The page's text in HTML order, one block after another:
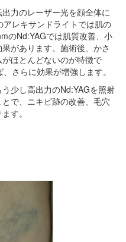
力のレーザー光を顔全体に
レキサンドライトでは肌の
のNd:YAGでは肌質改善、小
があります。施術後、かさ
ほとんどないのが特徴で
さらに効果が増強します。
少し高出力のNd:YAGを照射
で、ニキビ跡の改善、毛穴
す。